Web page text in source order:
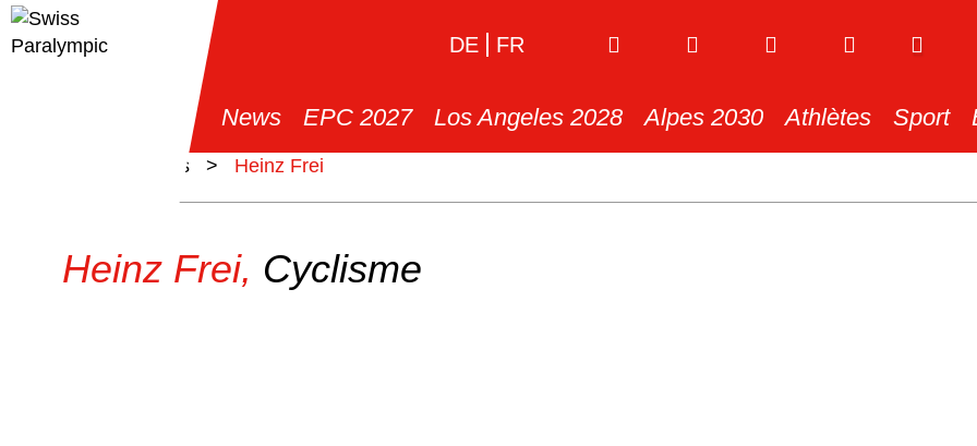
DE FR
News EPC 2027 Los Angeles 2028 Alpes 2030 Athlètes Sport
Athlètes > Heinz Frei
Heinz Frei, Cyclisme